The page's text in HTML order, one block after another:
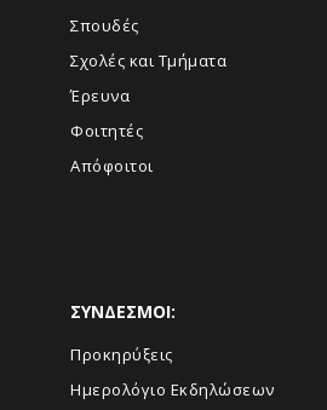
Σπουδές
Σχολές και Τμήματα
Έρευνα
Φοιτητές
Απόφοιτοι
ΣΥΝΔΕΣΜΟΙ:
Προκηρύξεις
Ημερολόγιο Εκδηλώσεων